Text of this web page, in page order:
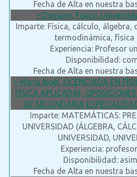
Fecha de Alta en nuestra
• Osmany, Físico.
Imparte: Física, cálculo, álgebra,
termodinámica, física
Experiencia: Profesor
Disponibilidad:
Fecha de Alta en nuestra
• María Noél, LICENCIADA EN
FÍSICA APLICADA),
DE SECUNDARIA
Imparte: MATEMÁTICAS:
UNIVERSIDAD (ÁLGEBRA,
UNIVERSIDAD,
Experiencia:
Disponibilidad:
Fecha de Alta en nuestra